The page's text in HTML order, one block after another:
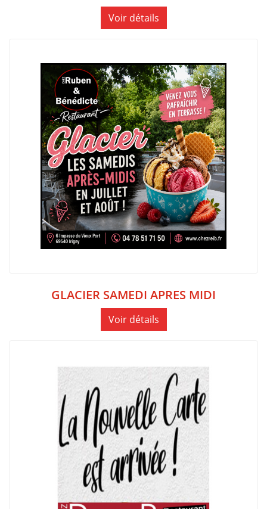
Voir détails
GLACIER SAMEDI APRES MIDI
Voir détails